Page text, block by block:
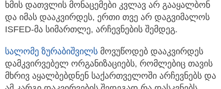
ხმის დათვლის მონაცემები კვლავ არ გააყალბონ
და იმას დააკვირდეს, ერთი თვე არ დაგვიმალოს
ISFED-მა სიმართლე, არჩევნების შემდეგ.
სალომე ზურაბიშვილს მოვუწოდებ დააკვირდეს
დამკვირვებელ ორგანიზაციებს, რომლებიც თავის
მხრივ აყალბებდნენ საქართველოში არჩევნებს და